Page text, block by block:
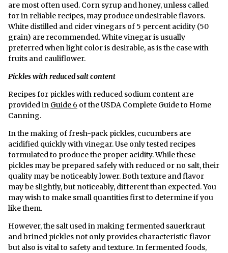
are most often used. Corn syrup and honey, unless called
for in reliable recipes, may produce undesirable flavors.
White distilled and cider vinegars of 5 percent acidity (50
grain) are recommended. White vinegar is usually
preferred when light color is desirable, as is the case with
fruits and cauliflower.
Pickles with reduced salt content
Recipes for pickles with reduced sodium content are
provided in Guide 6 of the USDA Complete Guide to Home
Canning.
In the making of fresh-pack pickles, cucumbers are
acidified quickly with vinegar. Use only tested recipes
formulated to produce the proper acidity. While these
pickles may be prepared safely with reduced or no salt, their
quality may be noticeably lower. Both texture and flavor
may be slightly, but noticeably, different than expected. You
may wish to make small quantities first to determine if you
like them.
However, the salt used in making fermented sauerkraut
and brined pickles not only provides characteristic flavor
but also is vital to safety and texture. In fermented foods,